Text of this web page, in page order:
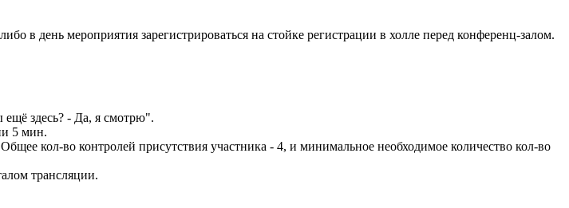
в день мероприятия зарегистрироваться на стойке регистрации в холле перед конференц-залом.
здесь? - Да, я смотрю".
5 мин.
кол-во контролей присутствия участника - 4, и минимальное необходимое количество кол-во
трансляции.